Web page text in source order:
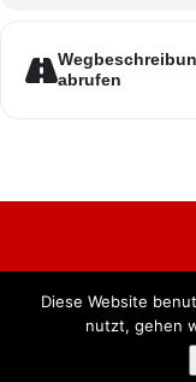
abrufen
Alle Rechte
Diese Website
nutzt, gehen